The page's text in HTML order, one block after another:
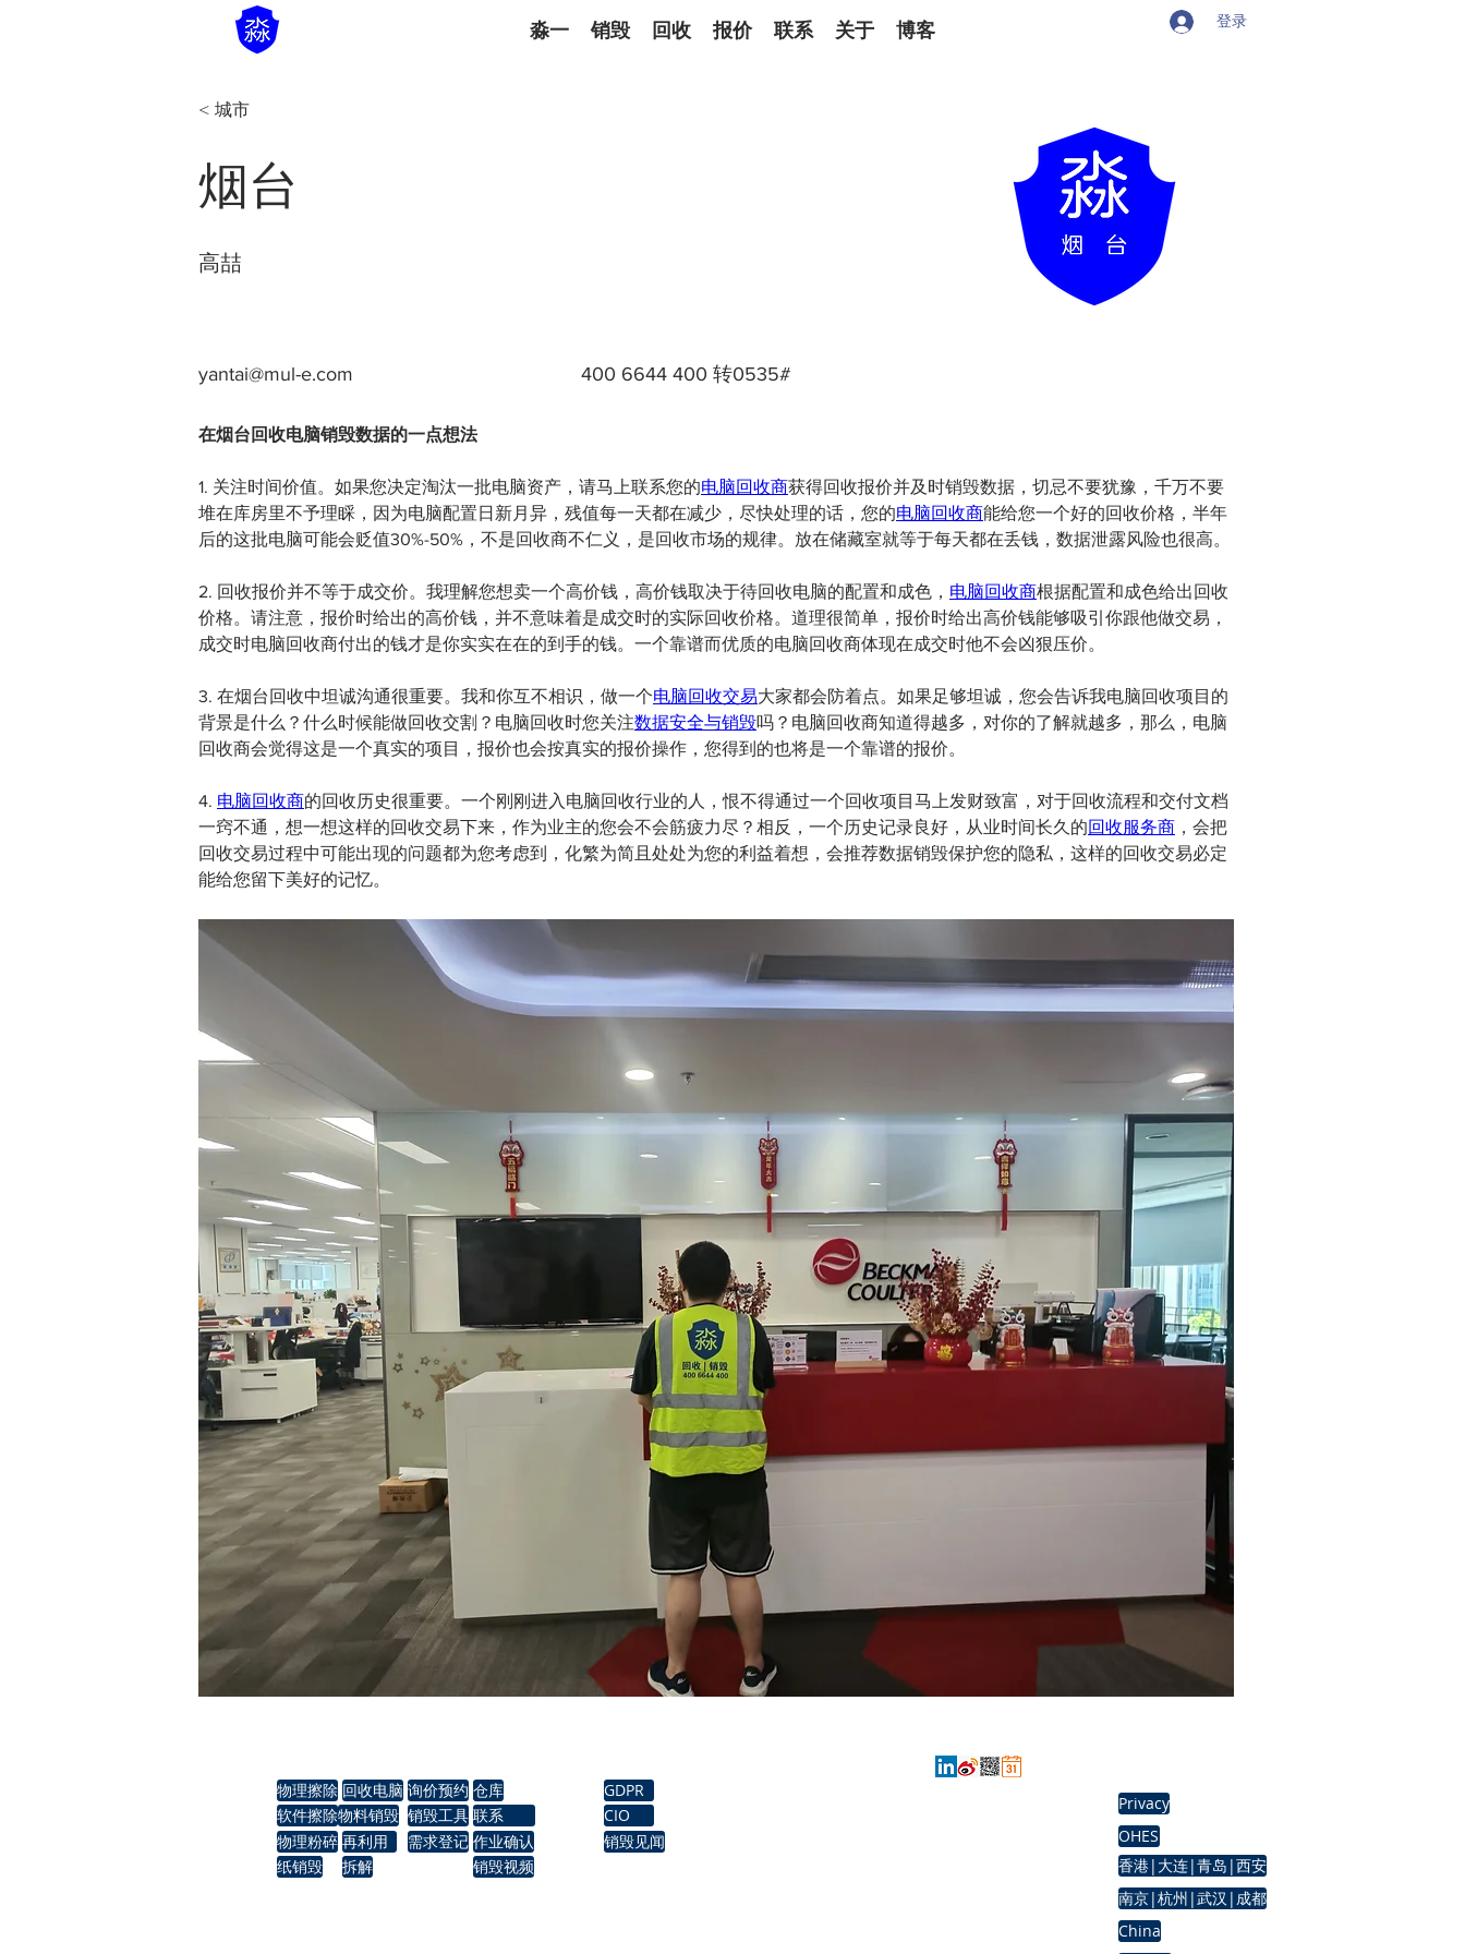
淼一 销毁 回收 报价 联系 关于 博客 登录
< 城市
烟台
高喆
yantai@mul-e.com 400 6644 400 转0535#
在烟台回收电脑销毁数据的一点想法
1. 关注时间价值。如果您决定淘汰一批电脑资产，请马上联系您的电脑回收商获得回收报价并及时销毁数据，切忌不要犹豫，千万不要
堆在库房里不予理睬，因为电脑配置日新月异，残值每一天都在减少，尽快处理的话，您的电脑回收商能给您一个好的回收价格，半年
后的这批电脑可能会贬值30%-50%，不是回收商不仁义，是回收市场的规律。放在储藏室就等于每天都在丢钱，数据泄露风险也很高。
2. 回收报价并不等于成交价。我理解您想卖一个高价钱，高价钱取决于待回收电脑的配置和成色， 电脑回收商根据配置和成色给出回收
价格。请注意，报价时给出的高价钱，并不意味着是成交时的实际回收价格。道理很简单，报价时给出高价钱能够吸引你跟他做交易，
成交时电脑回收商付出的钱才是你实实在在的到手的钱。一个靠谱而优质的电脑回收商体现在成交时他不会凶狠压价。
3. 在烟台回收中坦诚沟通很重要。我和你互不相识，做一个电脑回收交易大家都会防着点。如果足够坦诚，您会告诉我电脑回收项目的
背景是什么？什么时候能做回收交割？电脑回收时您关注数据安全与销毁吗？电脑回收商知道得越多，对你的了解就越多，那么，电脑
回收商会觉得这是一个真实的项目，报价也会按真实的报价操作，您得到的也将是一个靠谱的报价。
4. 电脑回收商的回收历史很重要。一个刚刚进入电脑回收行业的人，恨不得通过一个回收项目马上发财致富，对于回收流程和交付文档
一窍不通，想一想这样的回收交易下来，作为业主的您会不会筋疲力尽？相反，一个历史记录良好，从业时间长久的回收服务商 ，会把
回收交易过程中可能出现的问题都为您考虑到，化繁为简且处处为您的利益着想，会推荐数据销毁保护您的隐私，这样的回收交易必定
能给您留下美好的记忆。
物理擦除 回收电脑 询价预约 仓库
GDPR
软件擦除
物理粉碎
纸销毁
物料销毁
再利用
拆解
销毁工具
需求登记
联系
作业确认
销毁视频
CIO
销毁见闻
Privacy
OHES
香港|大连|青岛|西安
南京|杭州|武汉|成都
China